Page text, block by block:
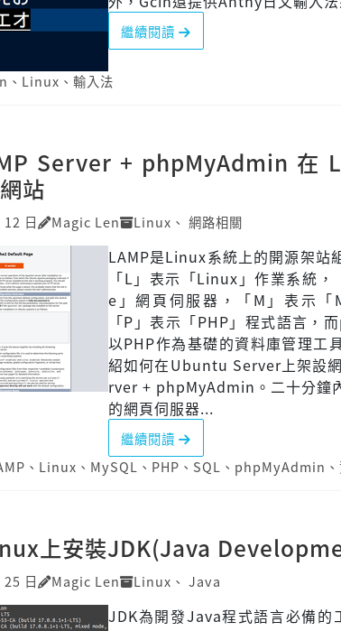
繼續閱讀
、 Linux 、 輸入法
Server + phpMyAdmin 在
站
日 Magic Len Linux 、 網路相關
LAMP是Linux系統上的開源架站
「L」表示「Linux」作業系統
e」網頁伺服器，「M」表示「
「P」表示「PHP」程式語言，
以PHP作為基礎的資料庫管理工
紹如何在Ubuntu Server上架設
rver + phpMyAdmin。二十分鐘
的網頁伺服器...
繼續閱讀
、 Linux 、 MySQL 、 PHP 、 SQL 、 phpMyAdmin 、
上安裝JDK(Java
日 Magic Len Linux 、 Java
JDK為開發Java程式語言必備的